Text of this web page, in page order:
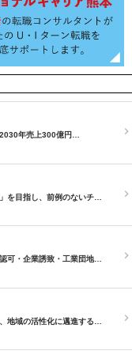
年売上300億円…
を目指し、前例のないチ…
可・企業誘致・工業団地…
地域の活性化に邁進する…